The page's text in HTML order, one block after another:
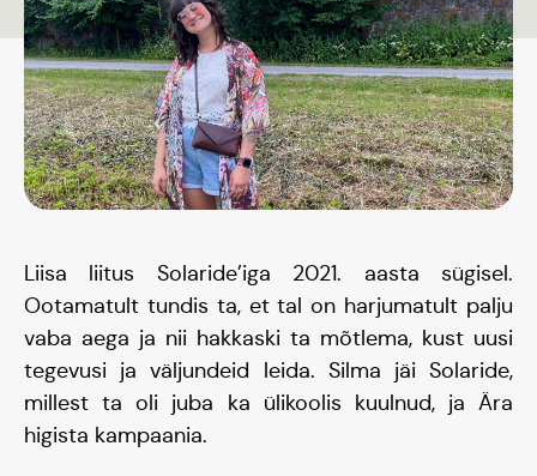
Liisa liitus Solaride’iga 2021. aasta sügisel.
Ootamatult tundis ta, et tal on harjumatult palju
vaba aega ja nii hakkaski ta mõtlema, kust uusi
tegevusi ja väljundeid leida. Silma jäi Solaride,
millest ta oli juba ka ülikoolis kuulnud, ja Ära
higista kampaania.